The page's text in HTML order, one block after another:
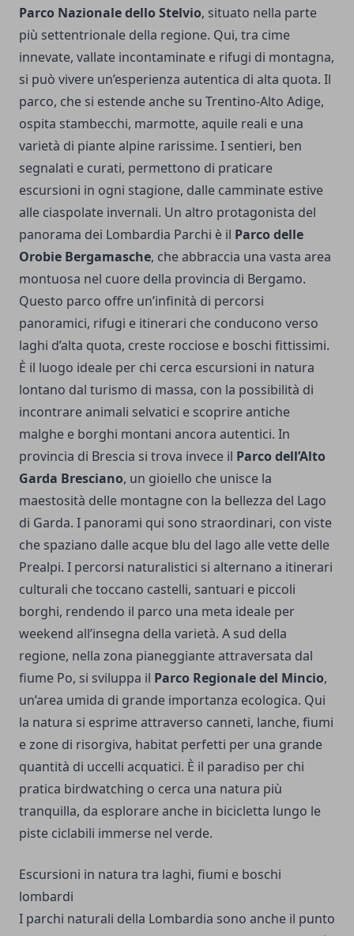
Parco Nazionale dello Stelvio, situato nella parte
più settentrionale della regione. Qui, tra cime
innevate, vallate incontaminate e rifugi di montagna,
si può vivere un’esperienza autentica di alta quota. Il
parco, che si estende anche su Trentino-Alto Adige,
ospita stambecchi, marmotte, aquile reali e una
varietà di piante alpine rarissime. I sentieri, ben
segnalati e curati, permettono di praticare
escursioni in ogni stagione, dalle camminate estive
alle ciaspolate invernali. Un altro protagonista del
panorama dei Lombardia Parchi è il Parco delle
Orobie Bergamasche, che abbraccia una vasta area
montuosa nel cuore della provincia di Bergamo.
Questo parco offre un’infinità di percorsi
panoramici, rifugi e itinerari che conducono verso
laghi d’alta quota, creste rocciose e boschi fittissimi.
È il luogo ideale per chi cerca escursioni in natura
lontano dal turismo di massa, con la possibilità di
incontrare animali selvatici e scoprire antiche
malghe e borghi montani ancora autentici. In
provincia di Brescia si trova invece il Parco dell’Alto
Garda Bresciano, un gioiello che unisce la
maestosità delle montagne con la bellezza del Lago
di Garda. I panorami qui sono straordinari, con viste
che spaziano dalle acque blu del lago alle vette delle
Prealpi. I percorsi naturalistici si alternano a itinerari
culturali che toccano castelli, santuari e piccoli
borghi, rendendo il parco una meta ideale per
weekend all’insegna della varietà. A sud della
regione, nella zona pianeggiante attraversata dal
fiume Po, si sviluppa il Parco Regionale del Mincio,
un’area umida di grande importanza ecologica. Qui
la natura si esprime attraverso canneti, lanche, fiumi
e zone di risorgiva, habitat perfetti per una grande
quantità di uccelli acquatici. È il paradiso per chi
pratica birdwatching o cerca una natura più
tranquilla, da esplorare anche in bicicletta lungo le
piste ciclabili immerse nel verde.
Escursioni in natura tra laghi, fiumi e boschi
lombardi
I parchi naturali della Lombardia sono anche il punto